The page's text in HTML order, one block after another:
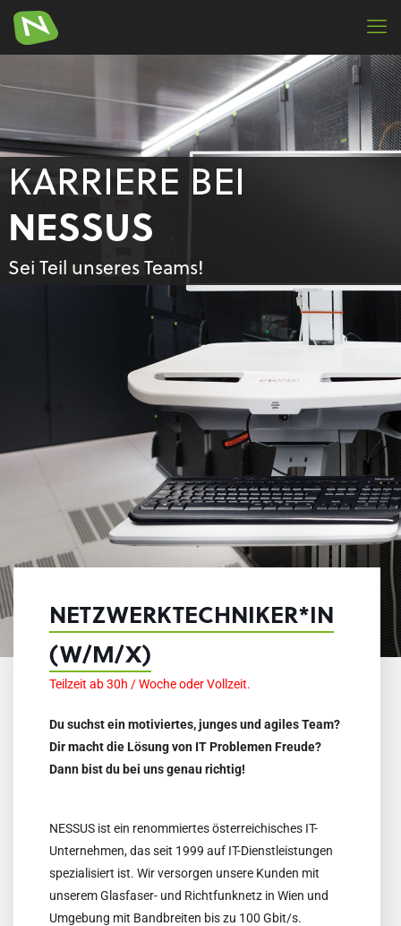
KARRIERE BEI
NESSUS
Sei Teil unseres Teams!
NETZWERKTECHNIKER*IN
(W/M/X)
Teilzeit ab 30h / Woche oder Vollzeit.
Du suchst ein motiviertes, junges und agiles Team?
Dir macht die Lösung von IT Problemen Freude?
Dann bist du bei uns genau richtig!
NESSUS ist ein renommiertes österreichisches IT-
Unternehmen, das seit 1999 auf IT-Dienstleistungen
spezialisiert ist. Wir versorgen unsere Kunden mit
unserem Glasfaser- und Richtfunknetz in Wien und
Umgebung mit Bandbreiten bis zu 100 Gbit/s.